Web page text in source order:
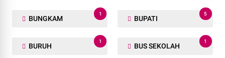
BUNGKAM
1
BUPATI
5
BURUH
1
BUS SEKOLAH
1